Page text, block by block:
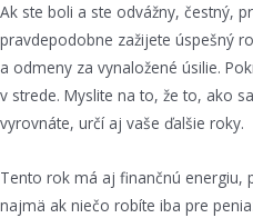
Ak ste boli a ste odvážny, čestný,
pravdepodobne zažijete úspešný
a odmeny za vynaložené úsilie.
v strede. Myslite na to, že to, ako
vyrovnáte, určí aj vaše ďalšie roky.
Tento rok má aj finančnú energiu,
najmä ak niečo robíte iba pre